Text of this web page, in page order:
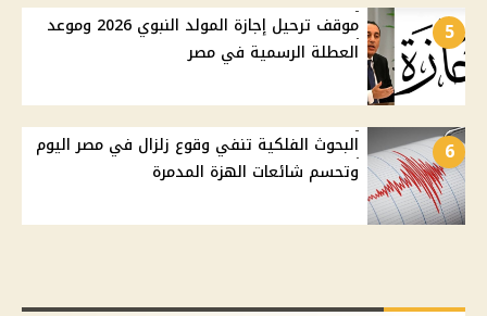
5
موقف ترحيل إجازة المولد النبوي 2026 وموعد
العطلة الرسمية في مصر
6
البحوث الفلكية تنفي وقوع زلزال في مصر اليوم
وتحسم شائعات الهزة المدمرة